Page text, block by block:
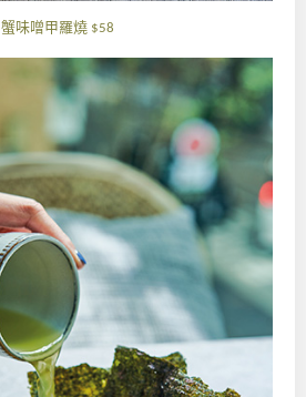
蟹味噌甲羅燒 $58